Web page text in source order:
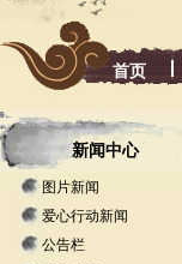
首页
新闻中心
图片新闻
爱心行动新闻
公告栏